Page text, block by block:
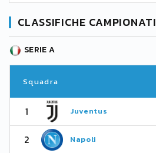
CLASSIFICHE CAMPIONATI
SERIE A
Squadra
1 Juventus
2 Napoli